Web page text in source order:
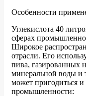
Особенности
Углекислота 40
сферах
Широкое
отрасли. Его
пива, газированных
минеральной воды и
может пригодиться
промышленности: